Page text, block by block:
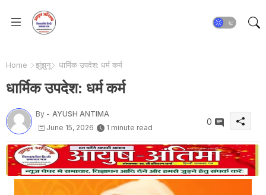
Home झुंझुनू धार्मिक उपदेश: धर्म कर्म
धार्मिक उपदेश: धर्म कर्म
By - AYUSH ANTIMA
June 15, 2026
1 minute read
0